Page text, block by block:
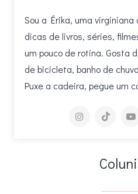
Sou a Érika, uma
dicas de livros, séries,
um pouco de rotina. Gosta
de bicicleta, banho de
Puxe a cadeira, pegue um